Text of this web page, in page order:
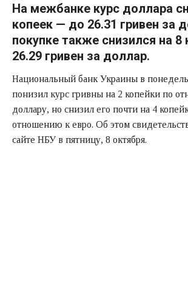
На межбанке курс доллара
копеек — до 26.31 гривен за
покупке также снизился на
26.29 гривен за доллар.
Национальный банк Украины в
понизил курс гривны на 2 копейки по
доллару, но снизил его почти на 4
отношению к евро. Об этом
сайте НБУ в пятницу, 8 октября.